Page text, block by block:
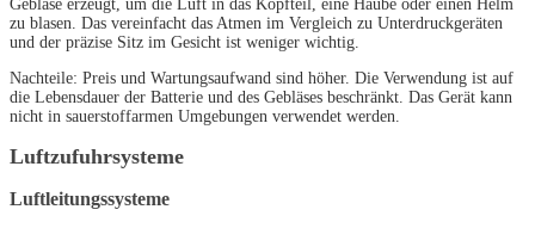
Gebläse erzeugt, um die Luft in das Kopfteil, eine Haube oder einen Helm
zu blasen. Das vereinfacht das Atmen im Vergleich zu Unterdruckgeräten
und der präzise Sitz im Gesicht ist weniger wichtig.
Nachteile: Preis und Wartungsaufwand sind höher. Die Verwendung ist auf
die Lebensdauer der Batterie und des Gebläses beschränkt. Das Gerät kann
nicht in sauerstoffarmen Umgebungen verwendet werden.
Luftzufuhrsysteme
Luftleitungssysteme